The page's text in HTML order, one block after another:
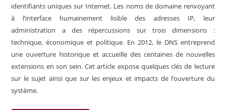
identifiants uniques sur Internet. Les noms de domaine renvoyant
à l’interface humainement lisible des adresses IP, leur
administration a des répercussions sur trois dimensions :
technique, économique et politique. En 2012, le DNS entreprend
une ouverture historique et accueille des centaines de nouvelles
extensions en son sein. Cet article expose quelques clés de lecture
sur le sujet ainsi que sur les enjeux et impacts de l’ouverture du
système.